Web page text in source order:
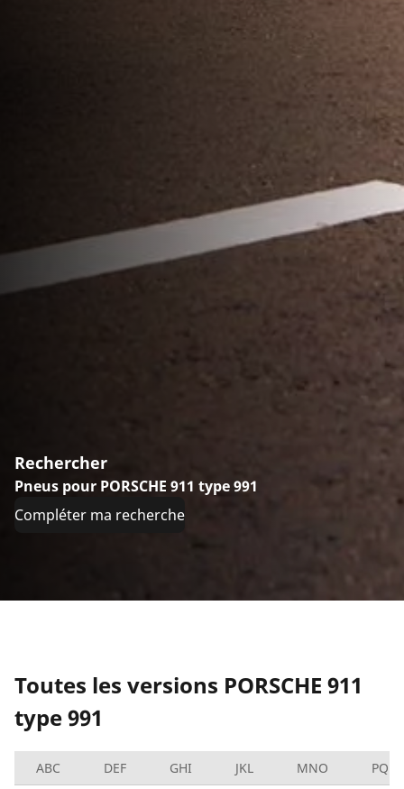
Rechercher
Pneus pour PORSCHE 911 type 991
Compléter ma recherche
Toutes les versions PORSCHE 911
type 991
ABC DEF GHI JKL MNO PQRS